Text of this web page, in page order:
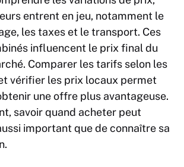
entrent en jeu, notamment le
les taxes et le transport. Ces
influencent le prix final du
Comparer les tarifs selon les
vérifier les prix locaux permet
une offre plus avantageuse.
savoir quand acheter peut
important que de connaître sa